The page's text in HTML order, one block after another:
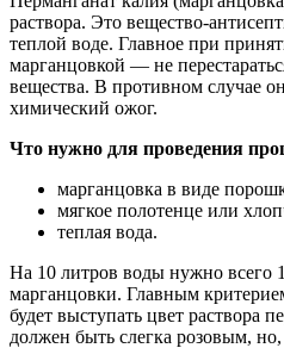
раствора. Это вещество-
теплой воде. Главное при
марганцовкой — не
вещества. В противном случае
химический ожог.
Что нужно для проведения
марганцовка в виде
мягкое полотенце или
теплая вода.
На 10 литров воды нужно всего
марганцовки. Главным
будет выступать цвет раствора
должен быть слегка розовым,